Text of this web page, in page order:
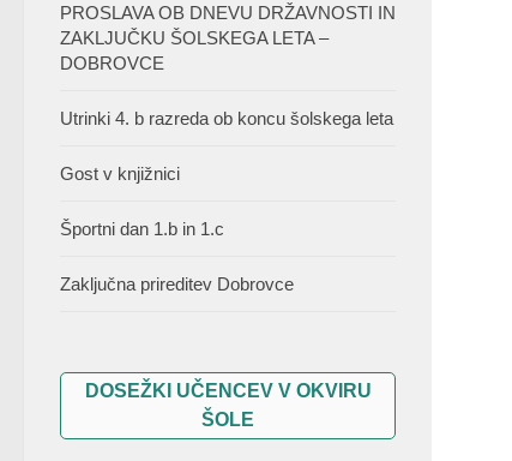
PROSLAVA OB DNEVU DRŽAVNOSTI IN
ZAKLJUČKU ŠOLSKEGA LETA –
DOBROVCE
Utrinki 4. b razreda ob koncu šolskega leta
Gost v knjižnici
Športni dan 1.b in 1.c
Zaključna prireditev Dobrovce
DOSEŽKI UČENCEV V OKVIRU
ŠOLE